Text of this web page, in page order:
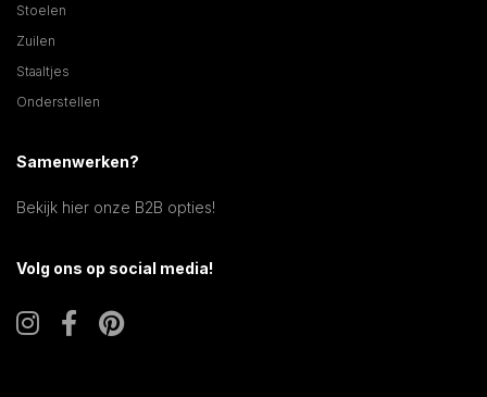
Stoelen
Zuilen
Staaltjes
Onderstellen
Samenwerken?
Bekijk hier onze B2B opties!
Volg ons op social media!